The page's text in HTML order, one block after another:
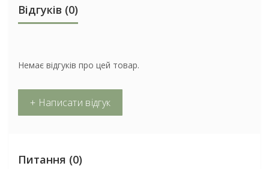
Відгуків (0)
Немає відгуків про цей товар.
+ Написати відгук
Питання (0)